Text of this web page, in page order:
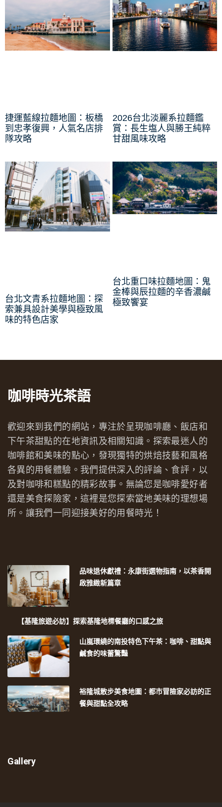
捷運藍線拉麵地圖：板橋
到忠孝復興，人氣名店排
隊攻略
2026台北淡麗系拉麵鑑
賞：長生塩人與勝王純粹
甘甜風味攻略
台北文青系拉麵地圖：探
索兼具設計美學與極致風
味的特色店家
台北重口味拉麵地圖：鬼
金棒與辰拉麵的辛香濃鹹
極致饗宴
咖啡時光茶語
歡迎來到我們的網站，專注於呈現咖啡廳、飯店和
下午茶甜點的在地資訊及相關知識。探索最迷人的
咖啡館和美味的點心，發現獨特的烘焙技藝和風格
各異的用餐體驗。我們提供深入的評論、食評，以
及對咖啡和糕點的精彩故事。無論您是咖啡愛好者
還是美食探險家，這裡是您探索當地美味的理想場
所。讓我們一同迎接美好的用餐時光！
品味退休獻禮：永康街選物指南，以茶香開
啟雅緻新篇章
【基隆旅遊必訪】探索基隆地標餐廳的口感之旅
山嵐環繞的南投特色下午茶：咖啡、甜點與
鹹食的味蕾驚豔
裕隆城散步美食地圖：都市冒險家必訪的正
餐與甜點全攻略
Gallery